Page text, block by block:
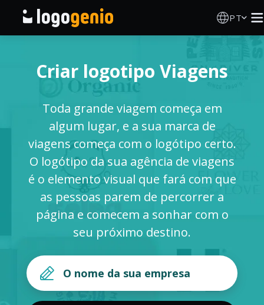
PT
Gerador de logótipos IA
Ideias de logótipos
Produtos impressos
Sobre
Blog
INICIAR SESSÃO
Criar logotipo Viagens
Toda grande viagem começa em
algum lugar, e a sua marca de
viagens começa com o logótipo certo.
O logótipo da sua agência de viagens
é o elemento visual que fará com que
as pessoas parem de percorrer a
página e comecem a sonhar com o
seu próximo destino.